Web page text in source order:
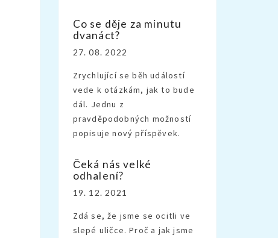
Co se děje za minutu
dvanáct?
27. 08. 2022
Zrychlující se běh událostí
vede k otázkám, jak to bude
dál. Jednu z
pravděpodobných možností
popisuje nový příspěvek.
Čeká nás velké
odhalení?
19. 12. 2021
Zdá se, že jsme se ocitli ve
slepé uličce. Proč a jak jsme